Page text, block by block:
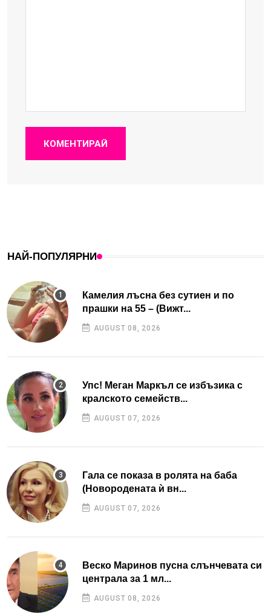
КОМЕНТИРАЙ
НАЙ-ПОПУЛЯРНИ
Камелия лъсна без сутиен и по
прашки на 55 – (Вижт...
AUGUST 08, 2026
Упс! Меган Маркъл се избъзика с
кралското семейств...
AUGUST 07, 2026
Гала се показа в ролята на баба
(Новородената ѝ вн...
AUGUST 07, 2026
Веско Маринов пусна слънчевата си
централа за 1 мл...
AUGUST 08, 2026